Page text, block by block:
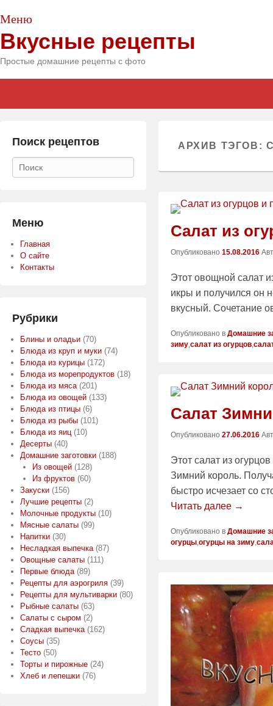
Меню
Вкусные рецепты
Простые домашние рецепты с фото
АРХИВ ТЭГОВ:
Салат из
Опубликовано 15.08.2016
Этот овощной салат
икры и получился он
вкусный. Сочетание
Опубликовано в Домашние
зиму салат из огурцов
Салат
Опубликовано 27.06.2016
Этот салат из
Зимний король.
быстро исчезает со
Читать далее →
Опубликовано в Домашние
огурцы огурцы на зиму
Поиск рецептов
Поиск
Меню
Главная
О сайте
Контакты
Рубрики
Блины и оладьи (70)
Блюда из круп и муки (74)
Блюда из курицы (172)
Блюда из морепродуктов (18)
Блюда из мяса(201)
Блюда из овощей (133)
Блюда из птицы (6)
Блюда из рыбы (101)
Блюда из яиц(10)
Десерты (40)
Домашние заготовки (188)
Из овощей(128)
Из фруктов(60)
Закуски (156)
Лучшие рецепты (2)
Молочные продукты (10)
Мясные салаты (99)
Напитки (30)
Несладкая выпечка(87)
Овощные салаты (111)
Первые блюда(89)
Рецепты для аэрогриля (39)
Рецепты для мультиварки (80)
Рыбные салаты (63)
Салаты с сыром (2)
Сладкая выпечка(162)
Соусы (35)
Тесто (50)
Торты и пирожные (24)
Хлеб и лепешки (76)